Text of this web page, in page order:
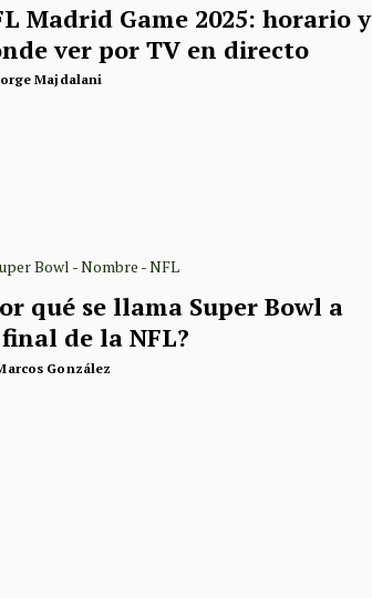
Madrid Game 2025: horario y
ver por TV en directo
Majdalani
qué se llama Super Bowl a
de la NFL?
González